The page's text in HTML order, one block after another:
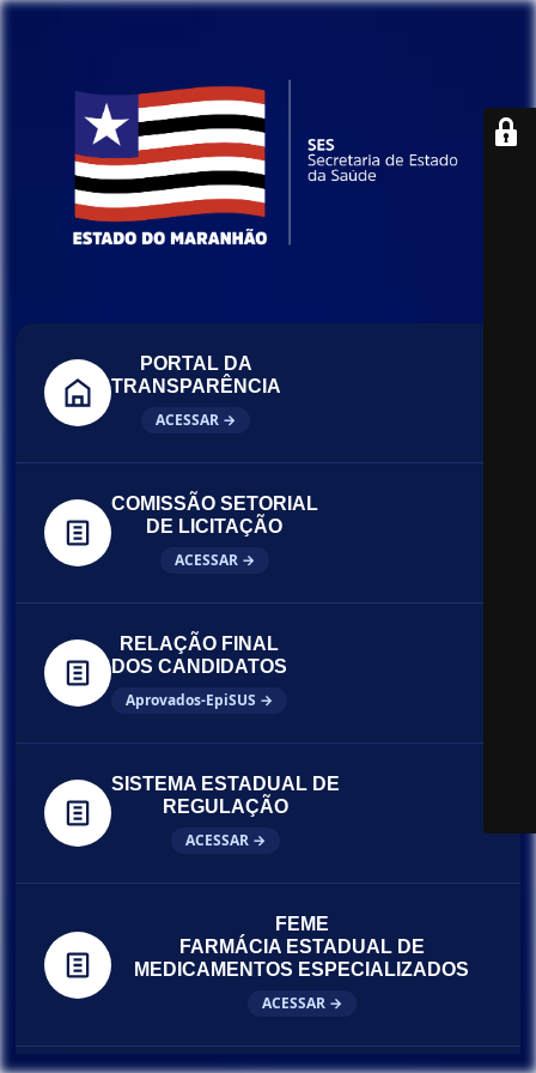
PORTAL DA
TRANSPARÊNCIA
ACESSAR →
COMISSÃO SETORIAL
DE LICITAÇÃO
ACESSAR →
RELAÇÃO FINAL
DOS CANDIDATOS
Aprovados-EpiSUS →
SISTEMA ESTADUAL DE
REGULAÇÃO
ACESSAR →
FEME
FARMÁCIA ESTADUAL DE
MEDICAMENTOS ESPECIALIZADOS
ACESSAR →